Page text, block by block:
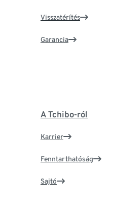
Visszatérítés
Garancia
A Tchibo-ról
Karrier
Fenntarthatóság
Sajtó